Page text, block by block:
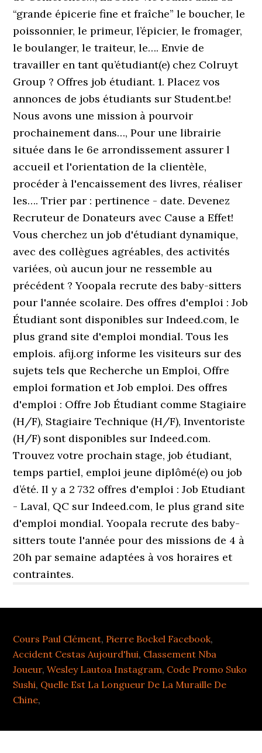
Cours Paul Clément, Pierre Bockel Facebook,
Accident Cestas Aujourd'hui, Classement Nba
Joueur,Wesley Lautoa Instagram, Code Promo Suko
Sushi, Quelle Est La Longueur De La Muraille De
Chine,